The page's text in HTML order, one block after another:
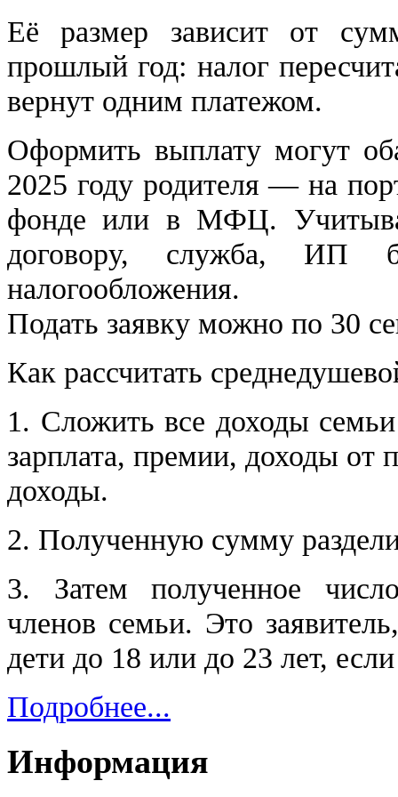
Её размер зависит от
прошлый год: налог
вернут одним платежом.
Оформить выплату могут
2025 году родителя — на
фонде или в МФЦ.
договору, служба, ИП
налогообложения.
Подать заявку можно по 30
Как рассчитать
1. Сложить все доходы
зарплата, премии, доходы от
доходы.
2. Полученную сумму
3. Затем полученное
членов семьи. Это
дети до 18 или до 23 лет,
Подробнее...
Информация